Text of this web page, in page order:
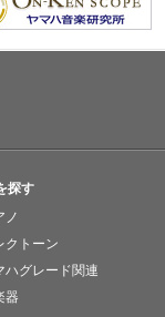
探す
ノ
クトーン
ハグレード関連
器